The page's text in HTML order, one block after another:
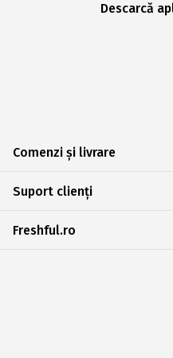
Descarcă
Comenzi și livrare
Suport clienți
Freshful.ro